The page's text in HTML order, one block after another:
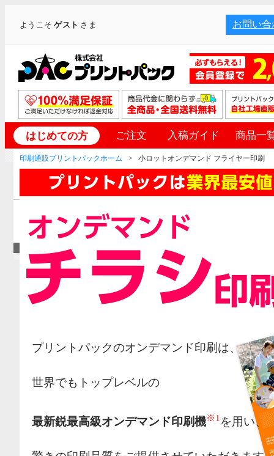
ようこそゲスト さま お問い合
はじめての方 ご注文 入稿ガイド 商品一
印刷通販プリントパックホーム 小ロットオンデマンド フライヤー印刷
プリントパックのオンデマンド印刷は、
世界でもトップレベルの
最新鋭最高級オンデマンド印刷機※1 を用い、